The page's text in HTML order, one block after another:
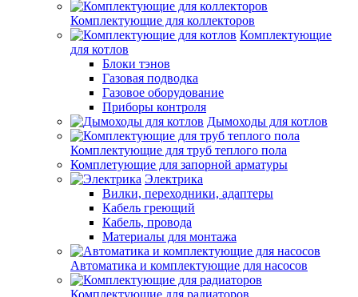
Комплектующие для коллекторов
Комплектующие
для котлов
Блоки тэнов
Газовая подводка
Газовое оборудование
Приборы контроля
Дымоходы для котлов
Комплектующие для труб теплого пола
Комплетующие для запорной арматуры
Электрика
Вилки, переходники, адаптеры
Кабель греющий
Кабель, провода
Материалы для монтажа
Автоматика и комплектующие для насосов
Комплектующие для радиаторов